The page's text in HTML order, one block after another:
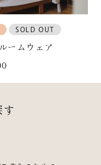
SOLD OUT
ームウェア
す